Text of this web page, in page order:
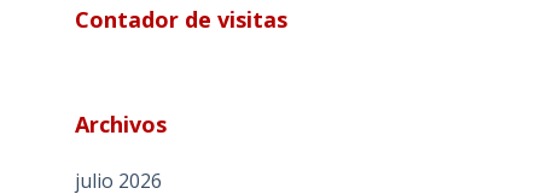
Contador de visitas
Archivos
julio 2026